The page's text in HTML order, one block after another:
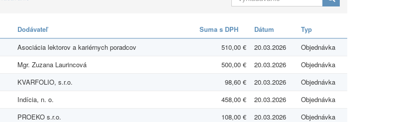
Dodávateľ Suma s DPH Dátum
Typ
Asociácia lektorov a kariérnych poradcov 510,00 € 20.03.2026
Objednávka
Mgr. Zuzana Laurincová 500,00 € 20.03.2026
Objednávka
KVARFOLIO, s.r.o. 98,60 € 20.03.2026
Objednávka
Indícia, n. o. 458,00 € 20.03.2026
Objednávka
PROEKO s.r.o. 108,00 € 20.03.2026
Objednávka